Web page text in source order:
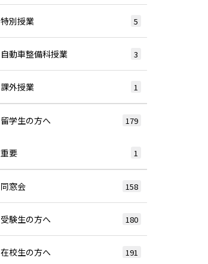
特別授業 5
自動車整備科授業 3
課外授業 1
留学生の方へ 179
重要 1
同窓会 158
受験生の方へ 180
在校生の方へ 191